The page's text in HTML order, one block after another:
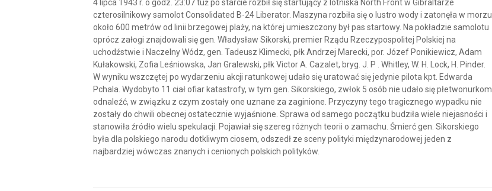
4 lipca 1943 r. o godz. 23:07 tuż po starcie rozbił się startujący z lotniska North Front w Gibraltarze
czterosilnikowy samolot Consolidated B-24 Liberator. Maszyna rozbiła się o lustro wody i zatonęła w morzu
około 600 metrów od linii brzegowej plaży, na której umieszczony był pas startowy. Na pokładzie samolotu
oprócz załogi znajdowali się gen. Władysław Sikorski, premier Rządu Rzeczypospolitej Polskiej na
uchodźstwie i Naczelny Wódz, gen. Tadeusz Klimecki, płk Andrzej Marecki, por. Józef Ponikiewicz, Adam
Kułakowski, Zofia Leśniowska, Jan Gralewski, płk Victor A. Cazalet, bryg. J. P . Whitley, W. H. Lock, H. Pinder.
W wyniku wszczętej po wydarzeniu akcji ratunkowej udało się uratować się jedynie pilota kpt. Edwarda
Pchala. Wydobyto 11 ciał ofiar katastrofy, w tym gen. Sikorskiego, zwłok 5 osób nie udało się płetwonurkom
odnaleźć, w związku z czym zostały one uznane za zaginione. Przyczyny tego tragicznego wypadku nie
zostały do chwili obecnej ostatecznie wyjaśnione. Sprawa od samego początku budziła wiele niejasności i
stanowiła źródło wielu spekulacji. Pojawiał się szereg różnych teorii o zamachu. Śmierć gen. Sikorskiego
była dla polskiego narodu dotkliwym ciosem, odszedł ze sceny polityki międzynarodowej jeden z
najbardziej wówczas znanych i cenionych polskich polityków.